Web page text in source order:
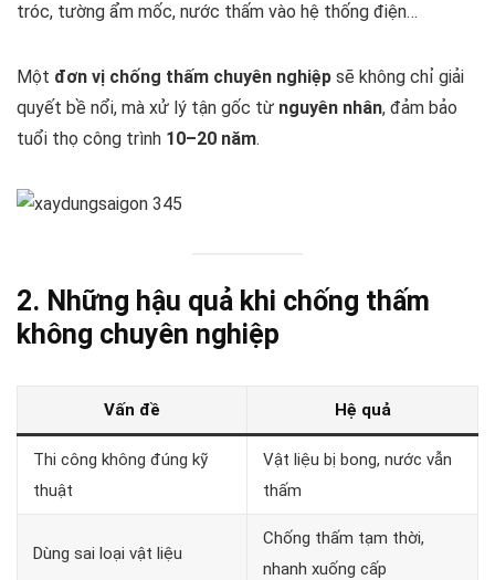
tróc, tường ẩm mốc, nước thấm vào hệ thống điện…
Một đơn vị chống thấm chuyên nghiệp sẽ không chỉ giải
quyết bề nổi, mà xử lý tận gốc từ nguyên nhân, đảm bảo
tuổi thọ công trình 10–20 năm.
2. Những hậu quả khi chống thấm
không chuyên nghiệp
Vấn đề Hệ quả
Thi công không đúng kỹ
thuật
Vật liệu bị bong, nước vẫn
thấm
Dùng sai loại vật liệu
Chống thấm tạm thời,
nhanh xuống cấp